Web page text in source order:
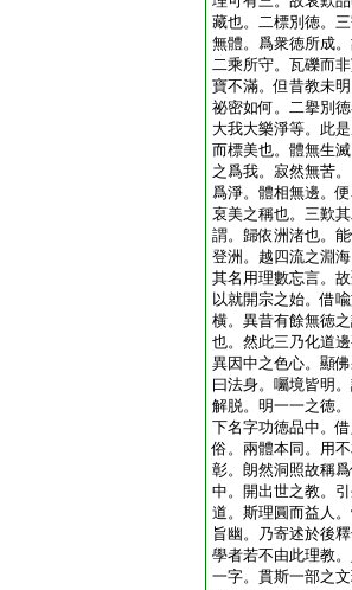
藏也。二標別徳。
無體。爲衆徳所成
二乘所守。瓦礫而
寶不滿。但昔教未
祕密如何。二擧別
大我大樂淨等。此
而標美也。體無生
之爲我。寂然無苦
爲淨。體相無邊。
裒美之稱也。三歎
謂。歸依洲渚也。
登洲。越四流之淵
其名用理數忘言。
以就開宗之始。借
横。異昔有餘無徳
也。然此三乃化道
異因中之色心。顯
曰法身。囑境皆明
解脱。明一一之徳
下名字功徳品中。
俗。兩體本同。用
彰。朗然洞照故稱
中。開出世之教。
道。斯理圓而益人
旨幽。乃寄述於後
學者若不由此理教
一字。貫斯一部之